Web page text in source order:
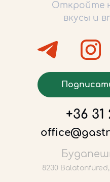
Откройте
вкусы и
+36 31
8230 Balatonfüred,